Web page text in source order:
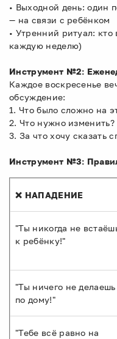
• Выходной день: один
— на связи с ребёнком
• Утренний ритуал:
каждую неделю)
Инструмент №2:
Каждое воскресенье
обсуждение:
1. Что было сложно на
2. Что нужно изменить?
3. За что хочу сказать
Инструмент №3:
❌ НАПАДЕНИЕ
"Ты никогда не
к ребёнку!"
"Ты ничего не делаешь
по дому!"
"Тебе всё равно на